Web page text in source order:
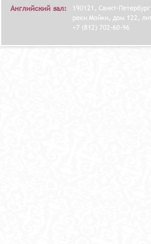
Английский зал:
190121, Санкт-
реки Мойки, дом 122,
+7 (812) 702-60-96